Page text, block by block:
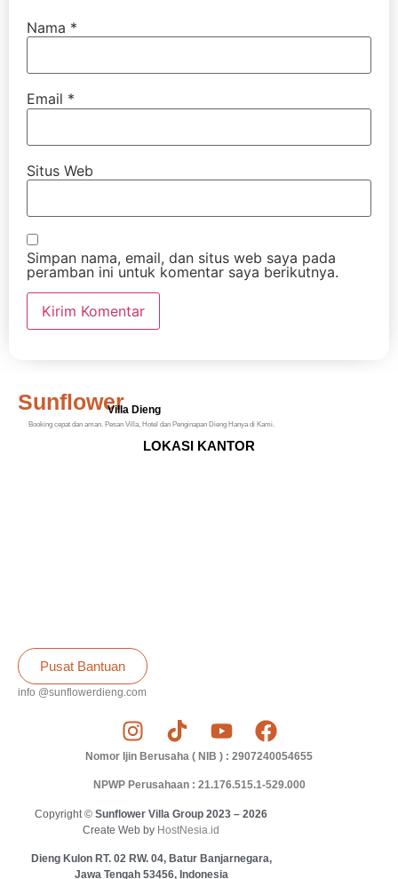
Nama *
Email *
Situs Web
Simpan nama, email, dan situs web saya pada
peramban ini untuk komentar saya berikutnya.
SunflowerVilla Dieng
Booking cepat dan aman. Pesan Villa, Hotel dan Penginapan Dieng Hanya di Kami.
LOKASI KANTOR
Pusat Bantuan
info @sunflowerdieng.com
Nomor Ijin Berusaha ( NIB ) : 2907240054655
NPWP Perusahaan : 21.176.515.1-529.000
Copyright © Sunflower Villa Group 2023 – 2026
Create Web by HostNesia.id
Dieng Kulon RT. 02 RW. 04, Batur Banjarnegara,
Jawa Tengah 53456, Indonesia